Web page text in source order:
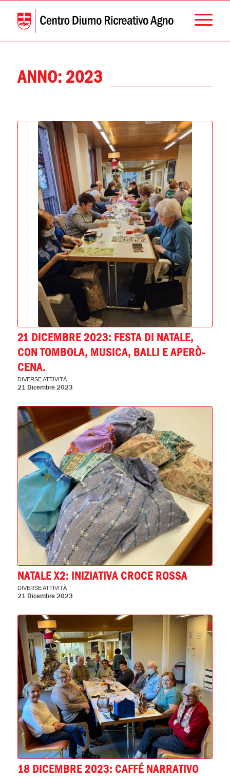
ANNO: 2023
21 DICEMBRE 2023: FESTA DI NATALE,
CON TOMBOLA, MUSICA, BALLI E APERÒ-
CENA.
DIVERSE ATTIVITÀ
21 Dicembre 2023
NATALE X2: INIZIATIVA CROCE ROSSA
DIVERSE ATTIVITÀ
21 Dicembre 2023
18 DICEMBRE 2023: CAFFÉ NARRATIVO